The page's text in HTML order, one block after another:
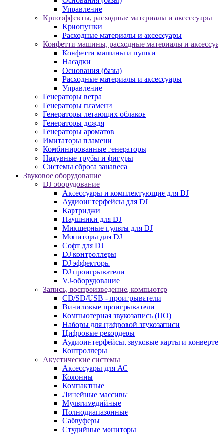
Управление
Криоэффекты, расходные материалы и аксессуары
Криопушки
Расходные материалы и аксессуары
Конфетти машины, расходные материалы и
Конфетти машины и пушки
Насадки
Основания (базы)
Расходные материалы и аксессуары
Управление
Генераторы ветра
Генераторы пламени
Генераторы летающих облаков
Генераторы дождя
Генераторы ароматов
Имитаторы пламени
Комбинированные генераторы
Надувные трубы и фигуры
Системы сброса занавеса
Звуковое оборудование
DJ оборудование
Аксессуары и комплектующие для DJ
Аудиоинтерфейсы для DJ
Картриджи
Наушники для DJ
Микшерные пульты для DJ
Мониторы для DJ
Софт для DJ
DJ контроллеры
DJ эффекторы
DJ проигрыватели
VJ-оборудование
Запись, воспроизведение, компьютер
CD/SD/USB - проигрыватели
Виниловые проигрыватели
Компьютерная звукозапись (ПО)
Наборы для цифровой звукозаписи
Цифровые рекордеры
Аудиоинтерфейсы, звуковые карты и
Контроллеры
Акустические системы
Аксессуары для АС
Колонны
Компактные
Линейные массивы
Мультимедийные
Полнодиапазонные
Сабвуферы
Студийные мониторы